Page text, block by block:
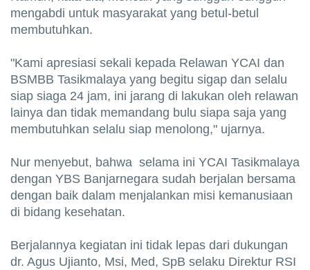
mengabdi untuk masyarakat yang betul-betul
membutuhkan.
"Kami apresiasi sekali kepada Relawan YCAI dan
BSMBB Tasikmalaya yang begitu sigap dan selalu
siap siaga 24 jam, ini jarang di lakukan oleh relawan
lainya dan tidak memandang bulu siapa saja yang
membutuhkan selalu siap menolong," ujarnya.
Nur menyebut, bahwa selama ini YCAI Tasikmalaya
dengan YBS Banjarnegara sudah berjalan bersama
dengan baik dalam menjalankan misi kemanusiaan
di bidang kesehatan.
Berjalannya kegiatan ini tidak lepas dari dukungan
dr. Agus Ujianto, Msi, Med, SpB selaku Direktur RSI